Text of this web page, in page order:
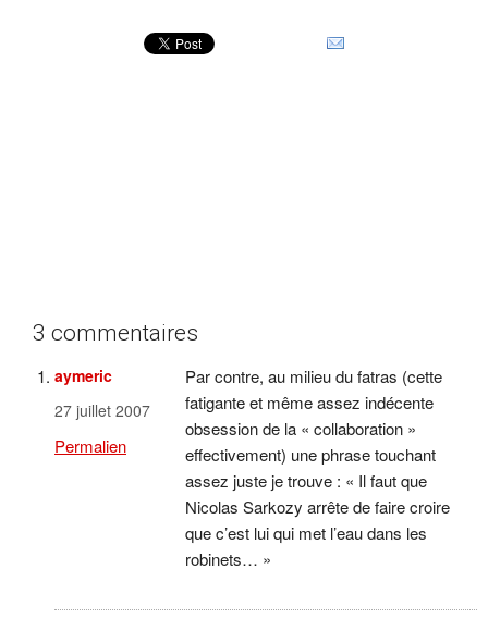
3 commentaires
aymeric
27 juillet 2007
Permalien
Par contre, au milieu du fatras (cette
fatigante et même assez indécente
obsession de la « collaboration »
effectivement) une phrase touchant
assez juste je trouve : « Il faut que
Nicolas Sarkozy arrête de faire croire
que c’est lui qui met l’eau dans les
robinets… »